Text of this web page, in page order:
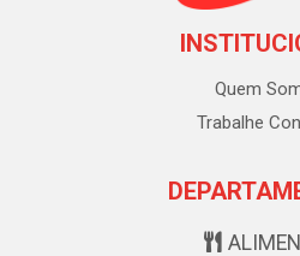
Quem
Trabalhe